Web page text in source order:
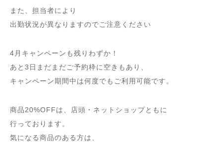
また、担当者により
出勤状況が異なりますのでご注意ください
4月キャンペーンも残りわずか！
あと3日まだまだご予約枠に空きもあり、
キャンペーン期間中は何度でもご利用可能です。
商品20%OFFは、店頭・ネットショップともに
行っております。
気になる商品のある方は、